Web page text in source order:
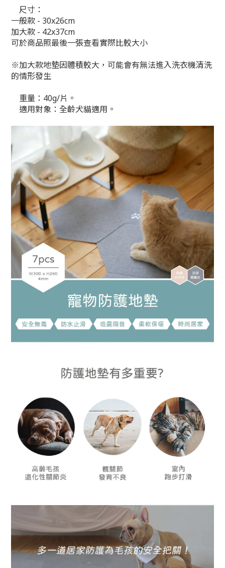
尺寸：
一般款 - 30x26cm
加大款 - 42x37cm
可於商品照最後一張查看實際比較大小
※加大款地墊因體積較大，可能會有無法進入洗衣機清洗
的情形發生
重量：40g/片。
適用對象：全齡犬貓適用。